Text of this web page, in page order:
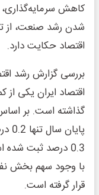
کاهش
شدن رشد صنعت، از
اقتصاد حکایت دارد.
اقتصاد ایران یکی
گذاشته است. بر
0.3 درصد ثبت
با وجود سهم بخش
قرار گرفته است.